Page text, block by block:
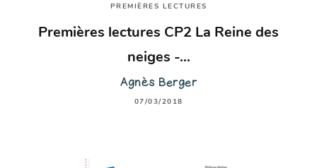
PREMIÈRES LECTURES
Premières lectures CP2 La Reine des
neiges -…
Agnès Berger
07/03/2018